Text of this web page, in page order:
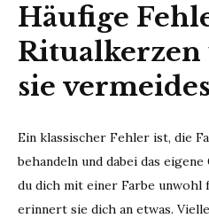
Häufige
sie
Ein klassischer Fehler ist, die
behandeln und dabei das
du dich mit einer Farbe
erinnert sie dich an etwas.